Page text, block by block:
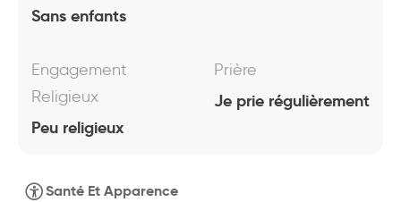
Sans enfants
Engagement
Religieux
Peu religieux
Prière
Je prie régulièrement
Santé Et Apparence